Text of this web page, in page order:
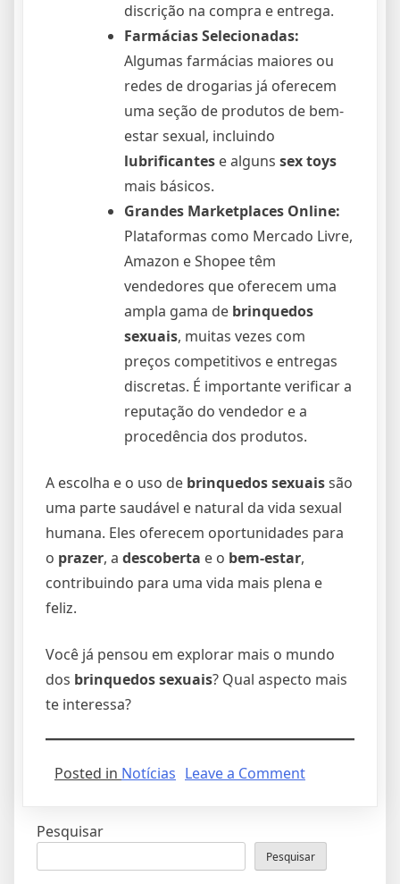
discrição na compra e entrega.
Farmácias Selecionadas:
Algumas farmácias maiores ou
redes de drogarias já oferecem
uma seção de produtos de bem-
estar sexual, incluindo
lubrificantes e alguns sex toys
mais básicos.
Grandes Marketplaces Online:
Plataformas como Mercado Livre,
Amazon e Shopee têm
vendedores que oferecem uma
ampla gama de brinquedos
sexuais, muitas vezes com
preços competitivos e entregas
discretas. É importante verificar a
reputação do vendedor e a
procedência dos produtos.
A escolha e o uso de brinquedos sexuaissão
uma parte saudável e natural da vida sexual
humana. Eles oferecem oportunidades para
o prazer, a descoberta e o bem-estar,
contribuindo para uma vida mais plena e
feliz.
Você já pensou em explorar mais o mundo
dos brinquedos sexuais? Qual aspecto mais
te interessa?
Posted in Notícias Leave a Commenton
o
Pesquisar
Pesquisar